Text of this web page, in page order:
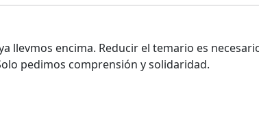
encima. Reducir el temario es
pedimos comprensión y solidaridad.